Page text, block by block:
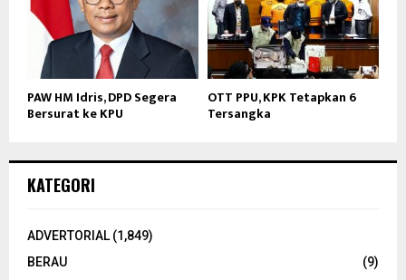
PAW HM Idris, DPD Segera
Bersurat ke KPU
OTT PPU, KPK Tetapkan 6
Tersangka
KATEGORI
ADVERTORIAL(1,849)
BERAU
(9)